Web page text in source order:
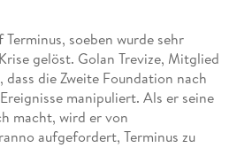
soeben wurde sehr
gelöst. Golan Trevize, Mitglied
die Zweite Foundation nach
manipuliert. Als er seine
macht, wird er von
aufgefordert, Terminus zu